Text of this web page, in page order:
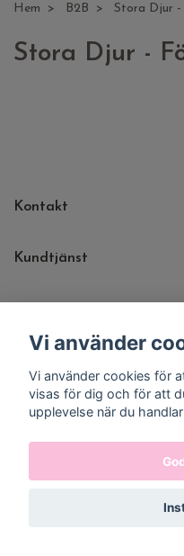
Hem B2B Stora Djur -
Stora Djur -
Kontakt
Kundtjänst
Vi använder
Vi använder cookies för
visas för dig och för att
upplevelse när du